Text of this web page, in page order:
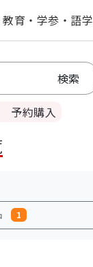
教育・学参・語学
予約購入
1